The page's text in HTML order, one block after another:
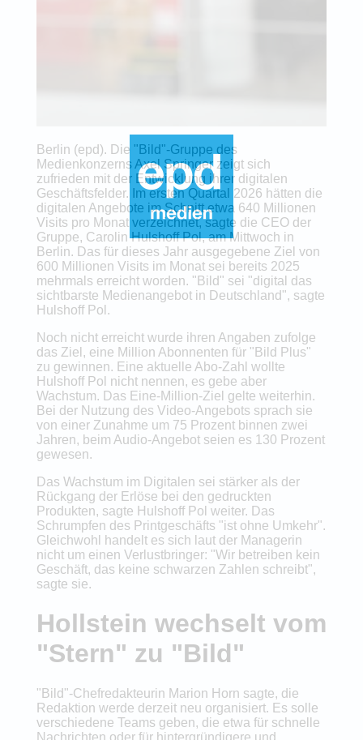
Berlin (epd). Die "Bild"-Gruppe des
Medienkonzerns Axel Springer zeigt sich
zufrieden mit der Entwicklung ihrer digitalen
Geschäftsfelder. Im ersten Quartal 2026 hätten die
digitalen Angebote im Schnitt etwa 640 Millionen
Visits pro Monat verzeichnet, sagte die CEO der
Gruppe, Carolin Hulshoff Pol, am Mittwoch in
Berlin. Das für dieses Jahr ausgegebene Ziel von
600 Millionen Visits im Monat sei bereits 2025
mehrmals erreicht worden. "Bild" sei "digital das
sichtbarste Medienangebot in Deutschland", sagte
Hulshoff Pol.
Noch nicht erreicht wurde ihren Angaben zufolge
das Ziel, eine Million Abonnenten für "Bild Plus"
zu gewinnen. Eine aktuelle Abo-Zahl wollte
Hulshoff Pol nicht nennen, es gebe aber
Wachstum. Das Eine-Million-Ziel gelte weiterhin.
Bei der Nutzung des Video-Angebots sprach sie
von einer Zunahme um 75 Prozent binnen zwei
Jahren, beim Audio-Angebot seien es 130 Prozent
gewesen.
Das Wachstum im Digitalen sei stärker als der
Rückgang der Erlöse bei den gedruckten
Produkten, sagte Hulshoff Pol weiter. Das
Schrumpfen des Printgeschäfts "ist ohne Umkehr".
Gleichwohl handelt es sich laut der Managerin
nicht um einen Verlustbringer: "Wir betreiben kein
Geschäft, das keine schwarzen Zahlen schreibt",
sagte sie.
Hollstein wechselt vom
"Stern" zu "Bild"
"Bild"-Chefredakteurin Marion Horn sagte, die
Redaktion werde derzeit neu organisiert. Es solle
verschiedene Teams geben, die etwa für schnelle
Nachrichten oder für hintergründigere und